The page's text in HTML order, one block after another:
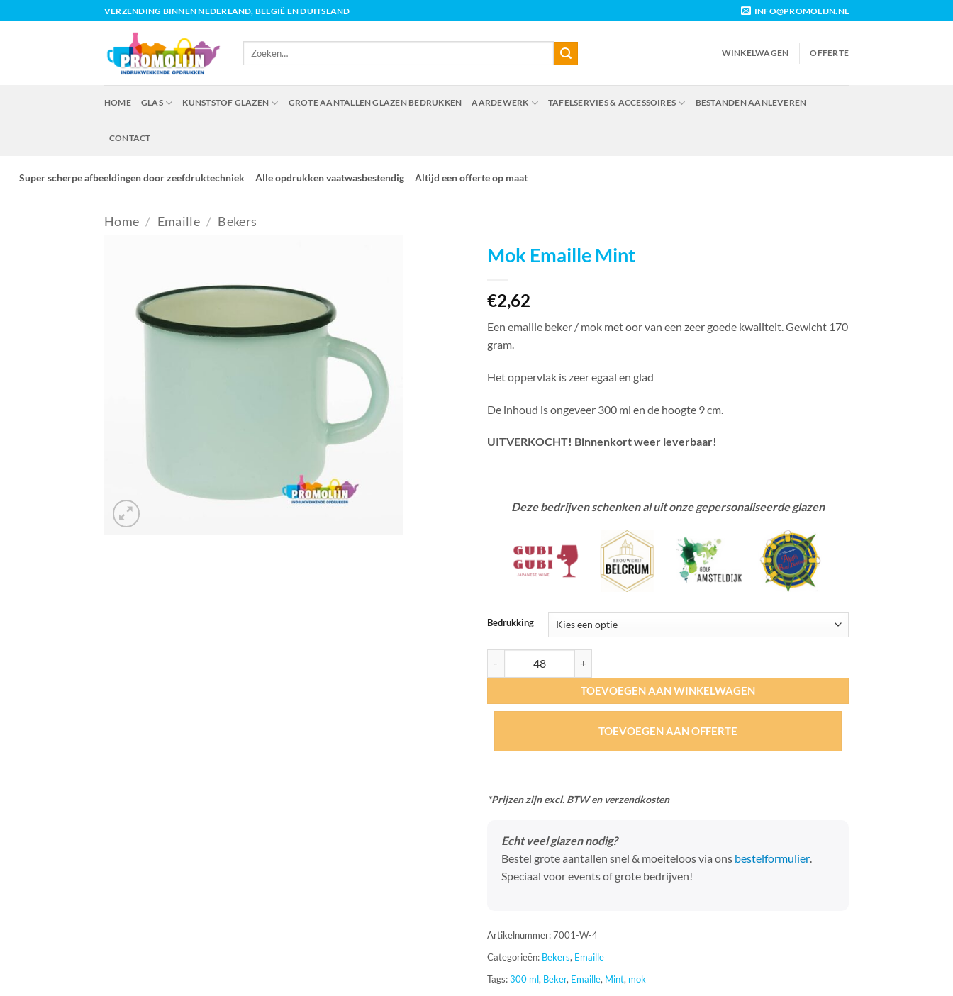
naar
VERZENDING BINNEN NEDERLAND, BELGIË EN DUITSLAND INFO@PROMOLIJN.NL
Zoeken
WINKELWAGEN OFFERTE
HOME GLAS KUNSTSTOF GLAZEN GROTE AANTALLEN GLAZEN BEDRUKKEN AARDEWERK TAFELSERVIES & ACCESSOIRES BESTANDEN AANLEVEREN
CONTACT
Super scherpe afbeeldingen door zeefdruktechniek Alle opdrukken vaatwasbestendig Altijd een offerte op maat
Home / Emaille / Bekers
Mok Emaille Mint
€2,62
Een emaille beker / mok met oor van een zeer goede kwaliteit. Gewicht 170
gram.
Het oppervlak is zeer egaal en glad
De inhoud is ongeveer 300 ml en de hoogte 9 cm.
UITVERKOCHT! Binnenkort weer leverbaar!
Deze bedrijven schenken al uit onze gepersonaliseerde glazen
Bedrukking
TOEVOEGEN AAN WINKELWAGEN
TOEVOEGEN AAN OFFERTE
*Prijzen zijn excl. BTW en verzendkosten
Echt veel glazen nodig?
Bestel grote aantallen snel & moeiteloos via ons bestelformulier.
Speciaal voor events of grote bedrijven!
Artikelnummer:7001-W-4
Categorieën: Bekers, Emaille
Tags:300 ml, Beker, Emaille, Mint, mok